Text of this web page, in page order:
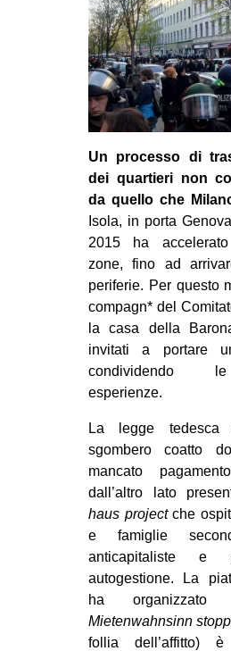
Un processo di
dei quartieri non
da quello che
Isola, in porta
2015 ha
zone, fino ad
periferie. Per questo
compagn* del
la casa della
invitati a portare
condividendo
esperienze.
La legge tedesca
sgombero coatto
mancato
dall’altro lato
haus projectche
e famiglie
anticapitaliste e
autogestione. La
ha
Mietenwahnsinn
follia dell’affitto)